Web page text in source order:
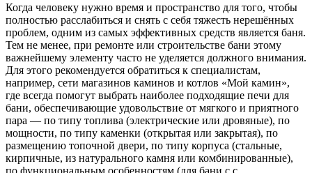
Когда человеку нужно время и пространство для того, чтобы
полностью расслабиться и снять с себя тяжесть нерешённых
проблем, одним из самых эффективных средств является баня.
Тем не менее, при ремонте или строительстве бани этому
важнейшему элементу часто не уделяется должного внимания.
Для этого рекомендуется обратиться к специалистам,
например, сети магазинов каминов и котлов «Мой камин»,
где всегда помогут выбрать наиболее подходящие печи для
бани, обеспечивающие удовольствие от мягкого и приятного
пара — по типу топлива (электрические или дровяные), по
мощности, по типу каменки (открытая или закрытая), по
размещению топочной двери, по типу корпуса (стальные,
кирпичные, из натурального камня или комбинированные),
по функциональным особенностям (для бани с с